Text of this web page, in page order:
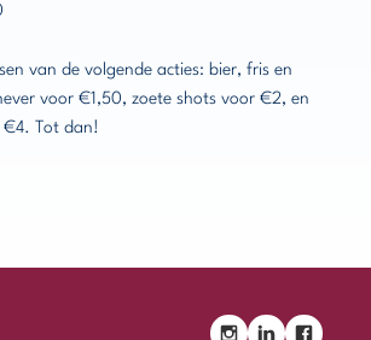
van de volgende acties: bier, fris en
voor €1,50, zoete shots voor €2, en
€4. Tot dan!